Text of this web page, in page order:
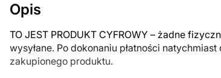
Opis
TO JEST PRODUKT CYFROWY – żadne
wysyłane. Po dokonaniu płatności
zakupionego produktu.